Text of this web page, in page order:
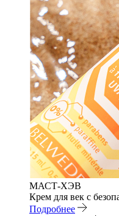
МАСТ-ХЭВ
Крем для век с
Подробнее